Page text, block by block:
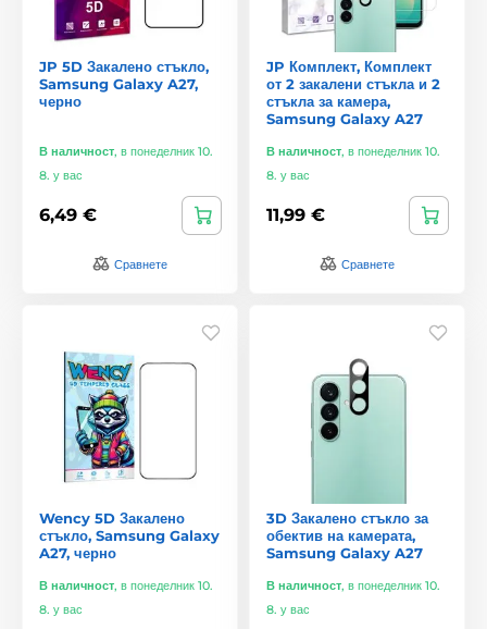
JP 5D Закалено стъкло,
Samsung Galaxy A27,
черно
В наличност, в понеделник 10.
8. у вас
6,49 €
Сравнете
JP Комплект, Комплект
от 2 закалени стъкла и 2
стъкла за камера,
Samsung Galaxy A27
В наличност, в понеделник 10.
8. у вас
11,99 €
Сравнете
Wency 5D Закалено
стъкло, Samsung Galaxy
A27, черно
В наличност, в понеделник 10.
8. у вас
3D Закалено стъкло за
обектив на камерата,
Samsung Galaxy A27
В наличност, в понеделник 10.
8. у вас